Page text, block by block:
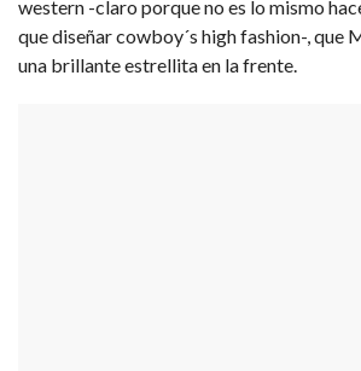
western -claro porque no es lo mismo
que diseñar cowboy´s high fashion-, que
una brillante estrellita en la frente.